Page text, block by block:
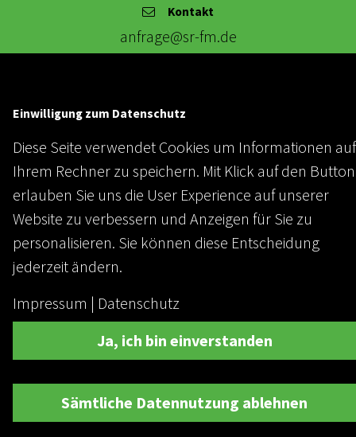
Kontakt
anfrage@sr-fm.de
Impressum|Datenschutz
Einwilligung zum Datenschutz
Diese Seite verwendet Cookies um Informationen auf
Ihrem Rechner zu speichern. Mit Klick auf den Button
erlauben Sie uns die User Experience auf unserer
Website zu verbessern und Anzeigen für Sie zu
personalisieren. Sie können diese Entscheidung
jederzeit ändern.
Impressum | Datenschutz
Ja, ich bin einverstanden
Sämtliche Datennutzung ablehnen